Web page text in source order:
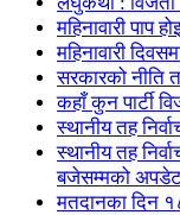
महिनावारी पाप
महिनावारी
सरकारको
कहाँ कुन पार्टी
स्थानीय तह
स्थानीय तह
बजेसम्मको
मतदानका दिन